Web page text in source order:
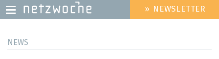
zum
HEADER
MENU
» NEWSLETTER
NEWS